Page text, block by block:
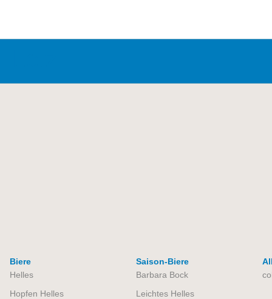
Biere
Helles
Hopfen Helles
Saison-Biere
Barbara Bock
Leichtes Helles